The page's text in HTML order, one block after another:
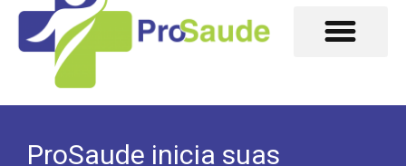
ProSaude inicia suas